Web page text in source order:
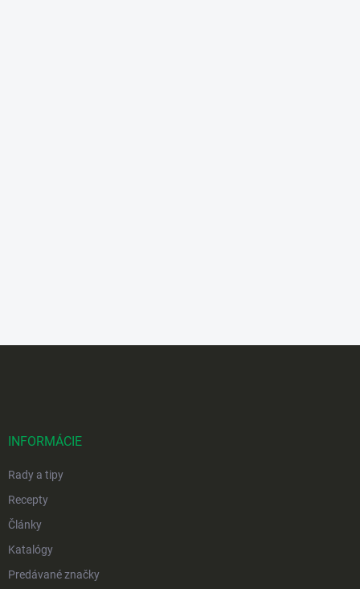
INFORMÁCIE
Rady a tipy
Recepty
Články
Katalógy
Predávané značky